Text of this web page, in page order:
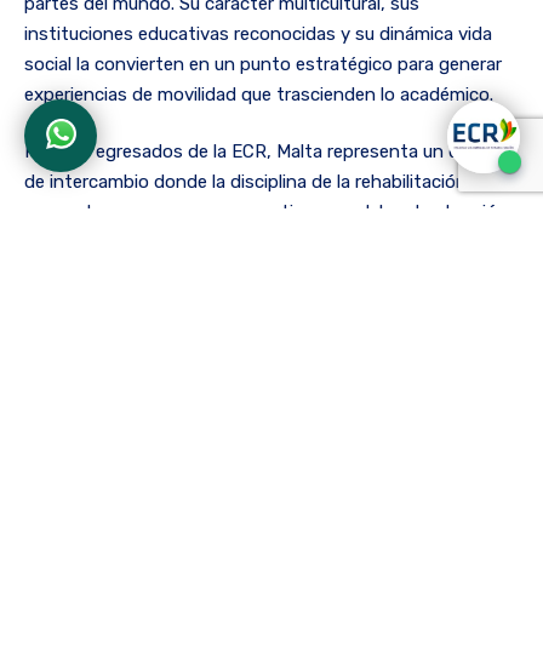
instituciones educativas reconocidas y su dinámica vida
social la convierten en un punto estratégico para generar
experiencias de movilidad que trascienden lo académico.
Para los egresados de la ECR, Malta representa un espacio
de intercambio donde la disciplina de la rehabilitación se
encuentra con nuevas perspectivas, modelos de atención